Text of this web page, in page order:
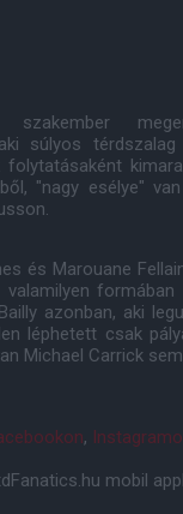
súlyos
folytatásaként
"nagy esélye"
és Marouane
valamilyen
azonban, aki
léphetett csak
Michael Carrick
,
mobil